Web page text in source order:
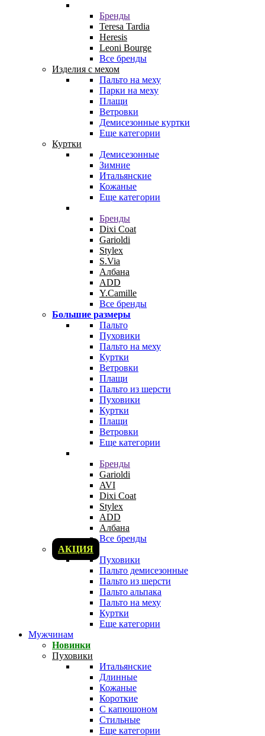
Бренды
Teresa Tardia
Heresis
Leoni Bourge
Все бренды
Изделия с мехом
Пальто на меху
Парки на меху
Плащи
Ветровки
Демисезонные куртки
Еще категории
Куртки
Демисезонные
Зимние
Итальянские
Кожаные
Еще категории
Бренды
Dixi Coat
Garioldi
Stylex
S.Via
Албана
ADD
Y.Camille
Все бренды
Большие размеры
Пальто
Пуховики
Пальто на меху
Куртки
Ветровки
Плащи
Пальто из шерсти
Пуховики
Куртки
Плащи
Ветровки
Еще категории
Бренды
Garioldi
AVI
Dixi Coat
Stylex
ADD
Албана
Все бренды
АКЦИЯ
Пуховики
Пальто демисезонные
Пальто из шерсти
Пальто альпака
Пальто на меху
Куртки
Еще категории
Мужчинам
Новинки
Пуховики
Итальянские
Длинные
Кожаные
Короткие
С капюшоном
Стильные
Еще категории